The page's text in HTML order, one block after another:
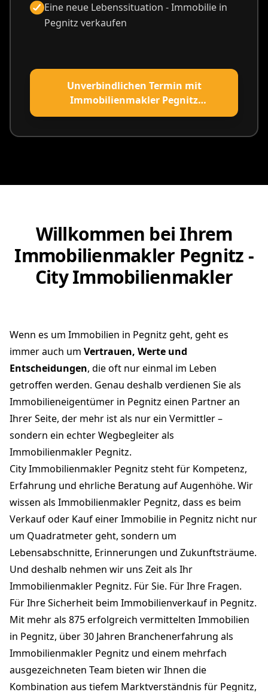
Eine neue Lebenssituation - Immobilie in
Pegnitz verkaufen
Unverbindlichen Termin mit
Immobilienmakler Pegnitz
vereinbaren
Willkommen bei Ihrem
Immobilienmakler Pegnitz -
City Immobilienmakler
Wenn es um Immobilien in Pegnitz geht, geht es
immer auch um Vertrauen, Werte und
Entscheidungen, die oft nur einmal im Leben
getroffen werden. Genau deshalb verdienen Sie als
Immobilieneigentümer in Pegnitz einen Partner an
Ihrer Seite, der mehr ist als nur ein Vermittler –
sondern ein echter Wegbegleiter als
Immobilienmakler Pegnitz.
City Immobilienmakler Pegnitz steht für Kompetenz,
Erfahrung und ehrliche Beratung auf Augenhöhe. Wir
wissen als Immobilienmakler Pegnitz, dass es beim
Verkauf oder Kauf einer Immobilie in Pegnitz nicht nur
um Quadratmeter geht, sondern um
Lebensabschnitte, Erinnerungen und Zukunftsträume.
Und deshalb nehmen wir uns Zeit als Ihr
Immobilienmakler Pegnitz. Für Sie. Für Ihre Fragen.
Für Ihre Sicherheit beim Immobilienverkauf in Pegnitz.
Mit mehr als 875 erfolgreich vermittelten Immobilien
in Pegnitz, über 30 Jahren Branchenerfahrung als
Immobilienmakler Pegnitz und einem mehrfach
ausgezeichneten Team bieten wir Ihnen die
Kombination aus tiefem Marktverständnis für Pegnitz,